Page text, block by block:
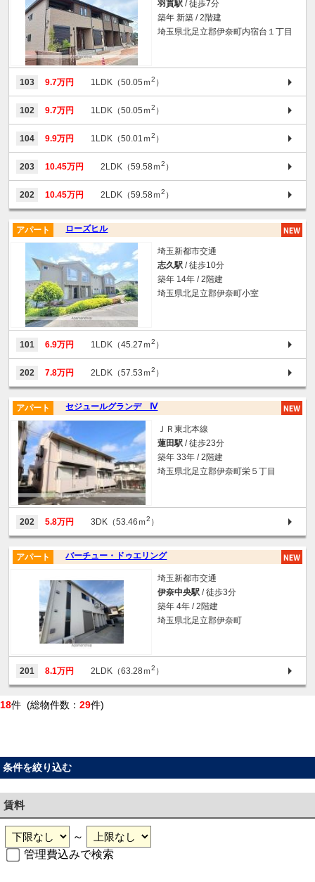
羽貫駅 / 徒歩7分
築年 新築 / 2階建
埼玉県北足立郡伊奈町内宿台１丁目
103 9.7万円 1LDK（50.05ｍ2 ）
102 9.7万円 1LDK（50.05ｍ2 ）
104 9.9万円 1LDK（50.01ｍ2 ）
203 10.45万円 2LDK（59.58ｍ2 ）
202 10.45万円 2LDK（59.58ｍ2 ）
ローズヒル
アパート
埼玉新都市交通
志久駅 / 徒歩10分
築年 14年 / 2階建
埼玉県北足立郡伊奈町小室
101 6.9万円 1LDK（45.27ｍ2 ）
202 7.8万円 2LDK（57.53ｍ2 ）
セジュールグランデ Ⅳ
アパート
ＪＲ東北本線
蓮田駅 / 徒歩23分
築年 33年 / 2階建
埼玉県北足立郡伊奈町栄５丁目
202 5.8万円 3DK（53.46ｍ2 ）
バーチュー・ドゥエリング
アパート
埼玉新都市交通
伊奈中央駅 / 徒歩3分
築年 4年 / 2階建
埼玉県北足立郡伊奈町
201 8.1万円 2LDK（63.28ｍ2 ）
18件 (総物件数： 29件)
条件を絞り込む
賃料
～
管理費込みで検索